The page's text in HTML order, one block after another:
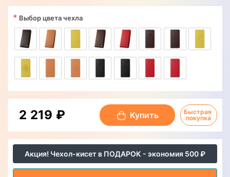
Акция! Чехол-кисет в ПОДАРОК - экономия 500 ₽
* Выбор цвета чехла
2 219 ₽ Купить
Быстрая
покупка